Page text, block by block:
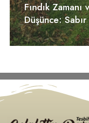
Fındık
Düşünce: